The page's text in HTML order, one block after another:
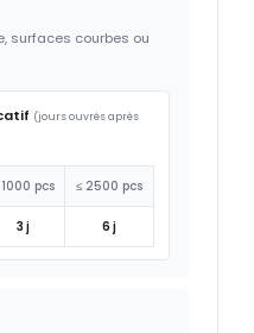
surfaces courbes ou
(jours ouvrés après
1000 pcs ≤ 2500 pcs
3 j 6 j